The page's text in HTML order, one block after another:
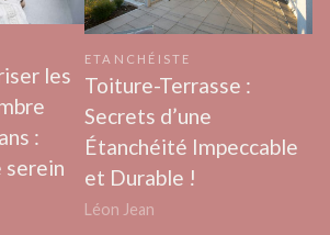
les
:
serein
ETANCHÉISTE
Toiture-Terrasse :
Secrets d’une
Étanchéité Impeccable
et Durable !
Léon Jean